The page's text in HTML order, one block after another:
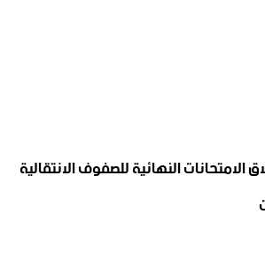
الامتحانات النهائية للصفوف الانتقالية